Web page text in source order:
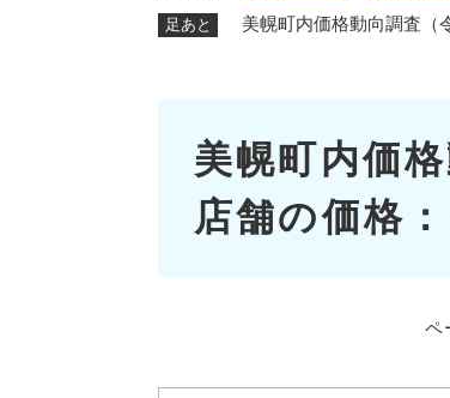
足あと 美幌町内価格動向調査（
美幌町内価
店舗の価格：
ペ